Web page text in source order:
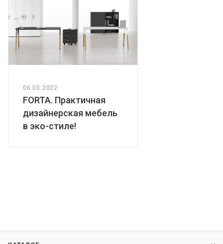
06.05.2022
FORTA. Практичная
дизайнерская мебель
в эко-стиле!